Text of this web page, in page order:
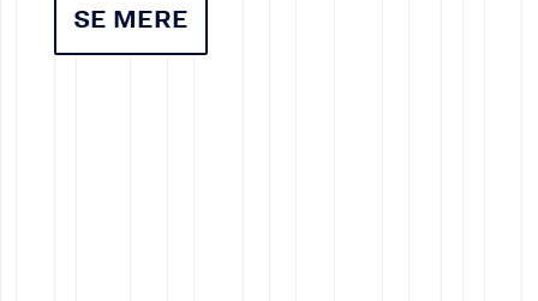
SE MERE